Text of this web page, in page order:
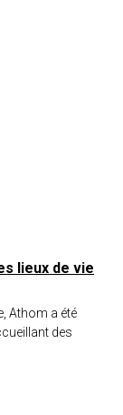
lieux de vie
Athom a été
des